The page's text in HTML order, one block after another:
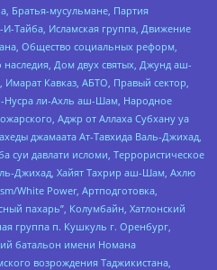
Братья-мусульмане, Партия
Тайба, Исламская группа, Движение
Общество социальных реформ,
Дом двух святых, Джунд аш-
Кавказ, АБТО, Правый сектор,
Нусра ли-Ахль аш-Шам, Народное
Аджр от Аллаха Субхану уа
джамаата Ат-Тавхида Валь-Джихад,
суи давлати исломи, Террористическое
Джихад, Хайят Тахрир аш-Шам, Ахлю
White Power, Артподготовка,
пахарь”, Колумбайн, Хатлонский
группа п. Кушкуль г. Оренбург,
батальон имени Номана
возрождения Таджикистана,